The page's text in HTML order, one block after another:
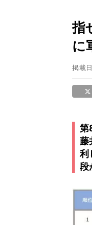
指
に
掲載日
第
藤
利
段